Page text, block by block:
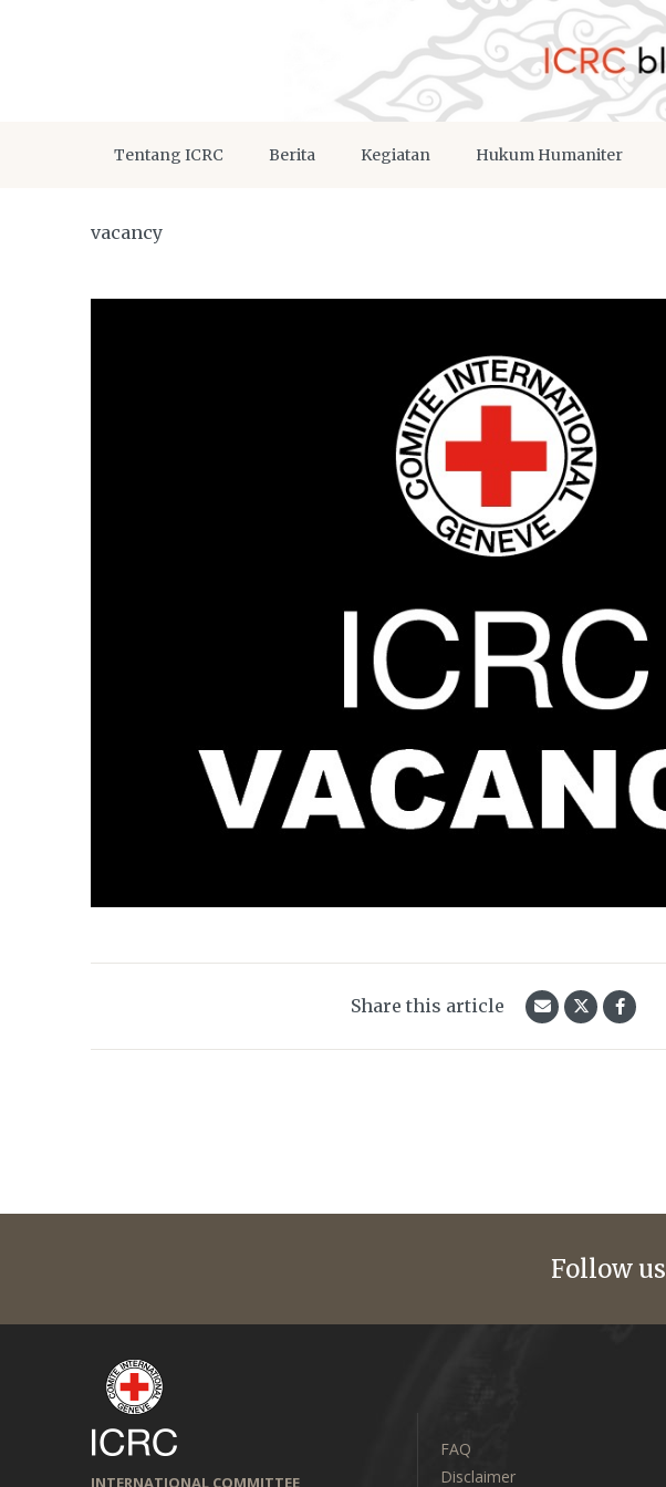
Tentang ICRC Berita Kegiatan Hukum Humaniter
vacancy
Share this article
Follow us
INTERNATIONAL COMMITTEE
FAQ
Disclaimer